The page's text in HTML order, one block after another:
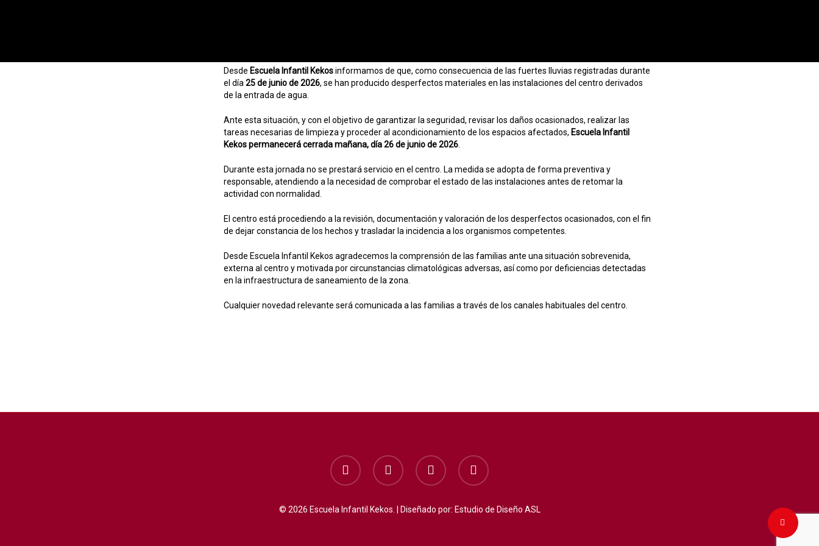
Desde Escuela Infantil Kekosinformamos de que, como consecuencia de las fuertes lluvias registradas durante
el día 25 de junio de 2026, se han producido desperfectos materiales en las instalaciones del centro derivados
de la entrada de agua.
Ante esta situación, y con el objetivo de garantizar la seguridad, revisar los daños ocasionados, realizar las
tareas necesarias de limpieza y proceder al acondicionamiento de los espacios afectados, Escuela Infantil
Kekos permanecerá cerrada mañana, día 26 de junio de 2026
Durante esta jornada no se prestará servicio en el centro. La medida se adopta de forma preventiva y
responsable, atendiendo a la necesidad de comprobar el estado de las instalaciones antes de retomar la
actividad con normalidad.
El centro está procediendo a la revisión, documentación y valoración de los desperfectos ocasionados, con el fin
de dejar constancia de los hechos y trasladar la incidencia a los organismos competentes.
Desde Escuela Infantil Kekos agradecemos la comprensión de las familias ante una situación sobrevenida,
externa al centro y motivada por circunstancias climatológicas adversas, así como por deficiencias detectadas
en la infraestructura de saneamiento de la zona.
Cualquier novedad relevante será comunicada a las familias a través de los canales habituales del centro.
Share
facebook instagram whatsapp phone
© 2026 Escuela Infantil Kekos. | Diseñado por: Estudio de Diseño ASL